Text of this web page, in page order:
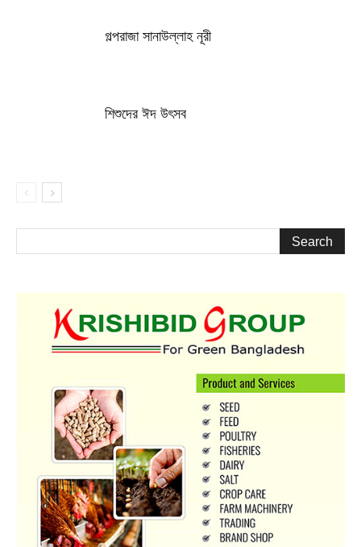
গল্পরাজা সানাউল্লাহ নূরী
শিশুদের ঈদ উৎসব